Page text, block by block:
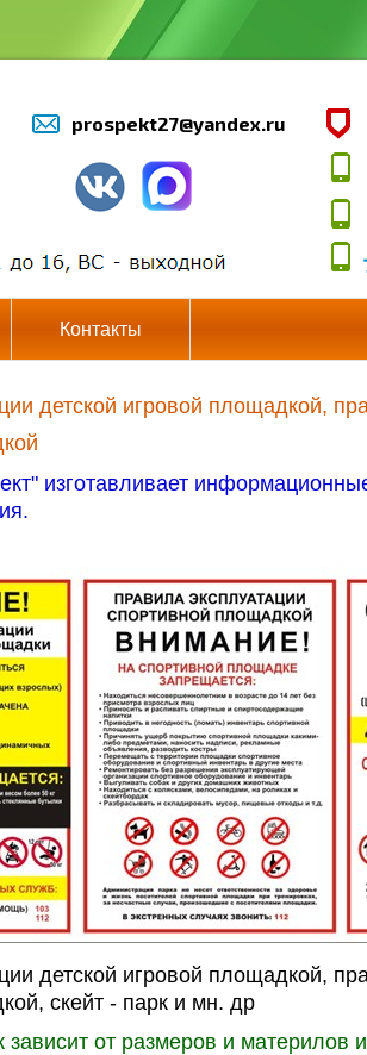
prospekt27@yandex.ru
Контакты
детской игровой площадкой,
изготавливает
детской игровой площадкой,
скейт - парк и мн. др
зависит от размеров и материлов